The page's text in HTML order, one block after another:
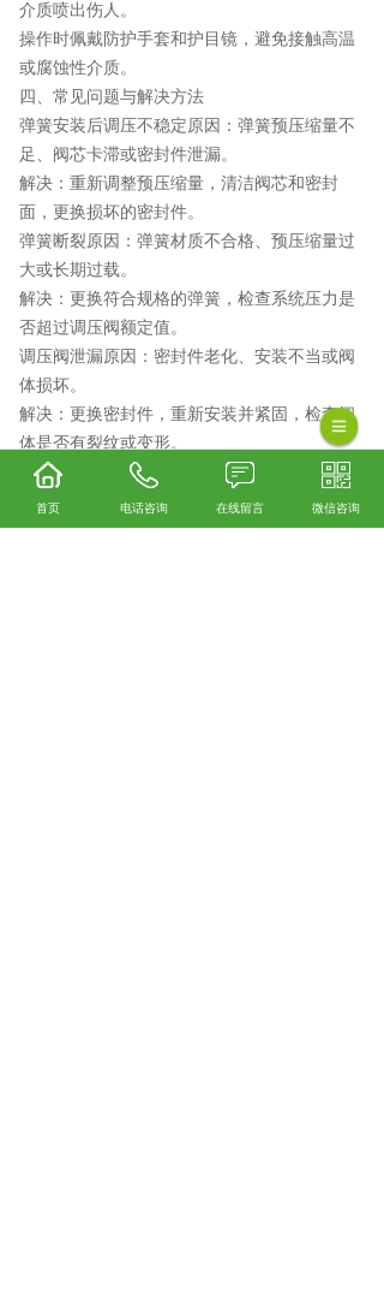
介质喷出伤人。
操作时佩戴防护手套和护目镜，避免接触高温
或腐蚀性介质。
四、常见问题与解决方法
弹簧安装后调压不稳定原因：弹簧预压缩量不
足、阀芯卡滞或密封件泄漏。
解决：重新调整预压缩量，清洁阀芯和密封
面，更换损坏的密封件。
弹簧断裂原因：弹簧材质不合格、预压缩量过
大或长期过载。
解决：更换符合规格的弹簧，检查系统压力是
否超过调压阀额定值。
调压阀泄漏原因：密封件老化、安装不当或阀
体损坏。
解决：更换密封件，重新安装并紧固，检查阀
体是否有裂纹或变形。
五、维护建议
定期检查：每6-12个月检查弹簧的弹性状态，
发现变形或裂纹及时更换。
首页 电话咨询 在线留言 微信咨询